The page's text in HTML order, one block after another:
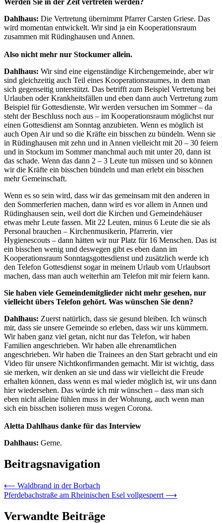
Dahlhaus: Die Vertretung übernimmt Pfarrer Carsten Griese. Das
wird momentan entwickelt. Wir sind ja ein Kooperationsraum
zusammen mit Rüdinghausen und Annen.
Also nicht mehr nur Stockumer allein.
Dahlhaus: Wir sind eine eigenständige Kirchengemeinde, aber wir
sind gleichzeitig auch Teil eines Kooperationsraumes, in dem man
sich gegenseitig unterstützt. Das betrifft zum Beispiel Vertretung bei
Urlauben oder Krankheitsfällen und eben dann auch Vertretung zum
Beispiel für Gottesdienste. Wir werden versuchen im Sommer – da
steht der Beschluss noch aus – im Kooperationsraum möglichst nur
einen Gottesdienst am Sonntag anzubieten. Wenn es möglich ist
auch Open Air und so die Kräfte ein bisschen zu bündeln. Wenn sie
in Rüdinghausen mit zehn und in Annen vielleicht mit 20 – 30 feiern
und in Stockum im Sommer manchmal auch mit unter 20, dann ist
das schade. Wenn das dann 2 – 3 Leute tun müssen und so können
wir die Kräfte ein bisschen bündeln und man erlebt ein bisschen
mehr Gemeinschaft.
Wenn es so sein wird, dass wir das gemeinsam mit den anderen in
den Sommerferien machen, dann wird es vor allem in Annen und
Rüdinghausen sein, weil dort die Kirchen und Gemeindehäuser
etwas mehr Leute fassen. Mit 22 Leuten, minus 6 Leute die sie als
Personal brauchen – Kirchenmusikerin, Pfarrerin, vier
Hygienescouts – dann hätten wir nur Platz für 16 Menschen. Das ist
ein bisschen wenig und deswegen gibt es eben dann im
Kooperationsraum Sonntagsgottesdienst und zusätzlich werde ich
den Telefon Gottesdienst sogar in meinem Urlaub vom Urlaubsort
machen, dass man auch weiterhin am Telefon mit mir feiern kann.
Sie haben viele Gemeindemitglieder nicht mehr gesehen, nur
vielleicht übers Telefon gehört. Was wünschen Sie denn?
Dahlhaus: Zuerst natürlich, dass sie gesund bleiben. Ich wünsch
mir, dass sie unsere Gemeinde so erleben, dass wir uns kümmern.
Wir haben ganz viel getan, nicht nur das Telefon, wir haben
Familien angeschrieben. Wir haben alle ehrenamtlichen
angeschrieben. Wir haben die Trainees an den Start gebracht und ein
Video für unsere Nichtkonfirmanden gemacht. Mir ist wichtig, dass
sie merken, wir denken an sie und dass wir vielleicht die Freude
erhalten können, dass wenn es mal wieder möglich ist, wir uns dann
hier wiedersehen. Das würde ich mir wünschen – dass man sich
eben nicht alleine fühlen muss in der Wohnung, auch wenn man
sich ein bisschen isolieren muss wegen Corona.
Aletta Dahlhaus danke für das Interview
Dahlhaus: Gerne.
Beitragsnavigation
⟵ Waldbrand in der Borbach
Pferdebachstraße am Rheinischen Esel vollgesperrt ⟶
Verwandte Beiträge